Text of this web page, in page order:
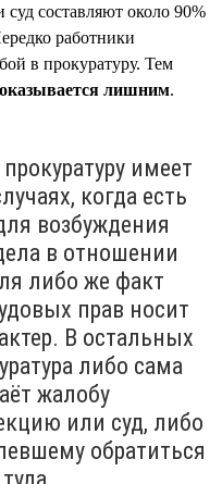
составляют около 90%
работники
в прокуратуру. Тем
лишним.
имеет
когда есть
возбуждения
в отношении
либо же факт
прав носит
В остальных
либо сама
жалобу
или суд, либо
обратиться